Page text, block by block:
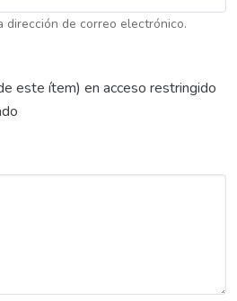
de correo electrónico.
este ítem) en acceso restringido